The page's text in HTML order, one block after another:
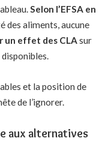
Selon l’EFSA en
des aliments, aucune
un effet des CLAsur
disponibles.
et la position de
de l’ignorer.
aux alternatives